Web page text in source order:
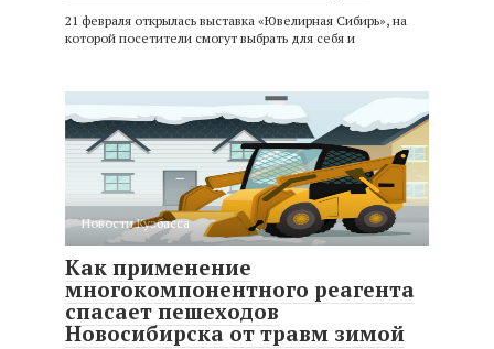
21 февраля открылась выставка «Ювелирная Сибирь», на
которой посетители смогут выбрать для себя и
Новости Кузбасса
Как применение
многокомпонентного реагента
спасает пешеходов
Новосибирска от травм зимой